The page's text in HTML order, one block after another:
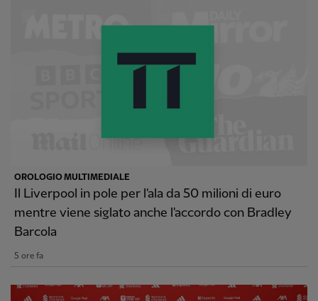
OROLOGIO MULTIMEDIALE
Il Liverpool in pole per l'ala da 50 milioni di euro
mentre viene siglato anche l'accordo con Bradley
Barcola
5 ore fa